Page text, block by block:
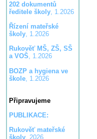
202 dokumentů
ředitele školy, 1.2026
Řízení mateřské
školy, 1.2026
Rukověť MŠ, ZŠ, SŠ
a VOŠ, 1.2026
BOZP a hygiena ve
škole, 1.2026
Připravujeme
PUBLIKACE:
Rukověť mateřské
školy, 2026